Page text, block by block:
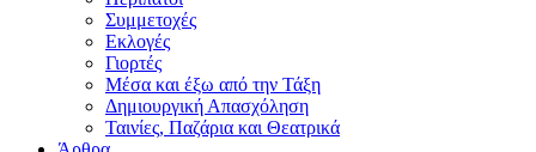
Συμμετοχές
Εκλογές
Γιορτές
Μέσα και έξω από την Τάξη
Δημιουργική Απασχόληση
Ταινίες, Παζάρια και Θεατρικά